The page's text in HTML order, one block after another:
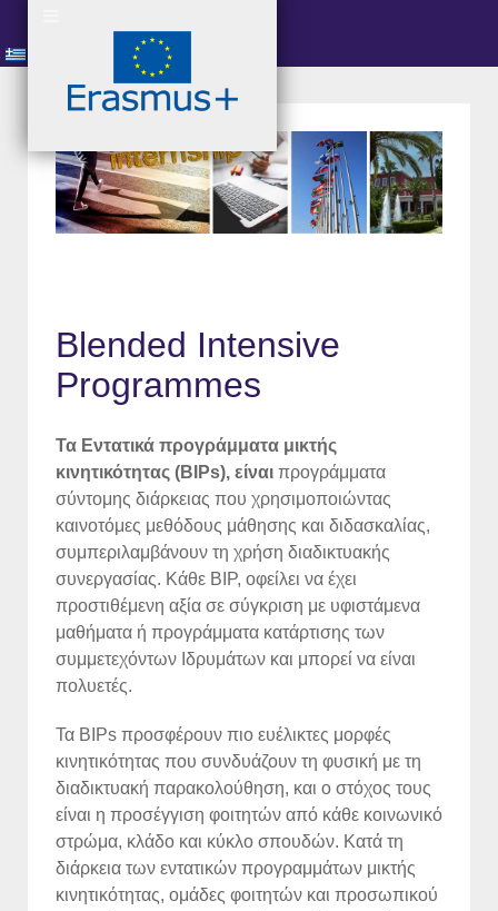
Blended Intensive
Programmes
Τα Εντατικά προγράμματα μικτής
κινητικότητας (BIPs), είναι προγράμματα
σύντομης διάρκειας που χρησιμοποιώντας
καινοτόμες μεθόδους μάθησης και διδασκαλίας,
συμπεριλαμβάνουν τη χρήση διαδικτυακής
συνεργασίας. Κάθε BIP, οφείλει να έχει
προστιθέμενη αξία σε σύγκριση με υφιστάμενα
μαθήματα ή προγράμματα κατάρτισης των
συμμετεχόντων Ιδρυμάτων και μπορεί να είναι
πολυετές.
Τα BIPs προσφέρουν πιο ευέλικτες μορφές
κινητικότητας που συνδυάζουν τη φυσική με τη
διαδικτυακή παρακολούθηση, και ο στόχος τους
είναι η προσέγγιση φοιτητών από κάθε κοινωνικό
στρώμα, κλάδο και κύκλο σπουδών. Κατά τη
διάρκεια των εντατικών προγραμμάτων μικτής
κινητικότητας, ομάδες φοιτητών και προσωπικού